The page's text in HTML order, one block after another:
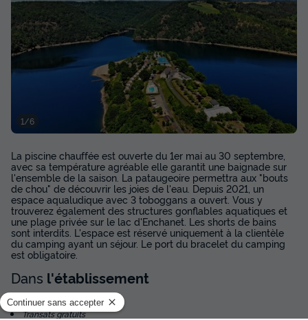
CHALET 6 personnes - Chalet Auvergne
Annulation gratuite
Surface
Adultes
6
Chambres
2
Accès wifi
Animaux autorisés *
Chaise longue
+ 8
CHALET 6 personnes - Chalet Auvergne
du28/09/2026au05/10/2026
Meilleur prix pour 7 nuits
Modifier les dates
224 € -15%
Voir les disponibilités
1/6
La piscine chauffée est ouverte du 1er mai au 30 septembre,
avec sa température agréable elle garantit une baignade sur
l'ensemble de la saison. La pataugeoire permettra aux "bouts
de chou" de découvrir les joies de l'eau. Depuis 2021, un
espace aqualudique avec 3 toboggans a ouvert. Vous y
trouverez également des structures gonflables aquatiques et
une plage privée sur le lac d'Enchanet. Les shorts de bains
sont interdits. L'espace est réservé uniquement à la clientèle
du camping ayant un séjour. Le port du bracelet du camping
est obligatoire.
Dans l'établissement
Parasols
Transats gratuits